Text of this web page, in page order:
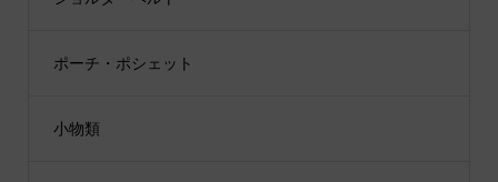
ポーチ・ポシェット
小物類